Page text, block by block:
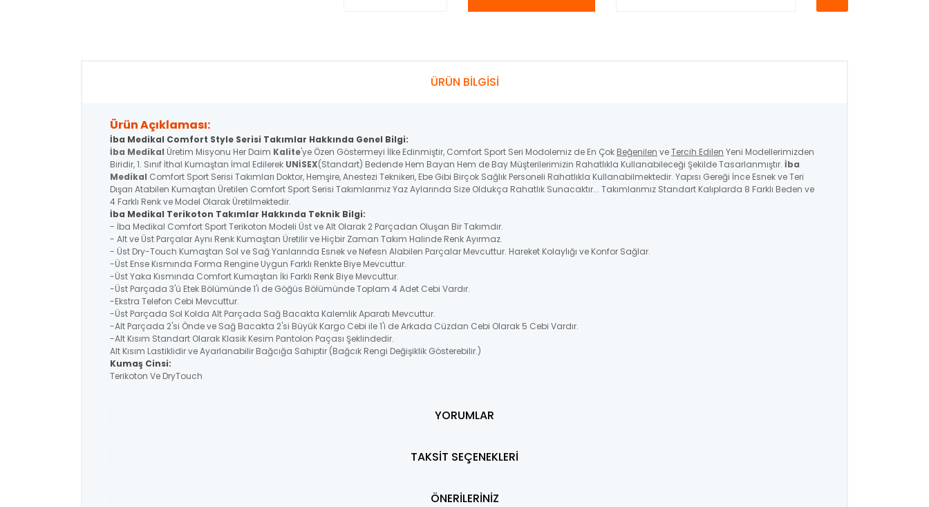
ÜRÜN BİLGİSİ
Ürün Açıklaması:
İba Medikal Comfort Style Serisi Takımlar Hakkında Genel Bilgi:
İba Medikal Üretim Misyonu Her Daim Kalite'ye Özen Göstermeyi İlke Edinmiştir, Comfort Sport Seri Modolemiz de En Çok Beğenilen veTercih Edilen Yeni Modellerimizden
Biridir, 1. Sınıf İthal Kumaştan İmal Edilerek UNİSEX(Standart) Bedende Hem Bayan Hem de Bay Müşterilerimizin Rahatlıkla Kullanabileceği Şekilde Tasarlanmıştır. İba
Medikal Comfort Sport Serisi Takımları Doktor, Hemşire, Anestezi Teknikeri, Ebe Gibi Birçok Sağlık Personeli Rahatlıkla Kullanabilmektedir. Yapısı Gereği İnce Esnek ve Teri
Dışarı Atabilen Kumaştan Üretilen Comfort Sport Serisi Takımlarımız Yaz Aylarında Size Oldukça Rahatlık Sunacaktır... Takımlarımız Standart Kalıplarda 8 Farklı Beden ve
4 Farklı Renk ve Model Olarak Üretilmektedir.
İba Medikal Terikoton Takımlar Hakkında Teknik Bilgi:
- İba Medikal Comfort Sport Terikoton Modeli Üst ve Alt Olarak 2 Parçadan Oluşan Bir Takımdır.
- Alt ve Üst Parçalar Aynı Renk Kumaştan Üretilir ve Hiçbir Zaman Takım Halinde Renk Ayırmaz.
- Üst Dry-Touch Kumaştan Sol ve Sağ Yanlarında Esnek ve Nefesn Alabilen Parçalar Mevcuttur. Hareket Kolaylığı ve Konfor Sağlar.
-Üst Ense Kısmında Forma Rengine Uygun Farklı Renkte Biye Mevcuttur.
-Üst Yaka Kısmında Comfort Kumaştan İki Farklı Renk Biye Mevcuttur.
-Üst Parçada 3'ü Etek Bölümünde 1'i de Göğüs Bölümünde Toplam 4 Adet Cebi Vardır.
-Ekstra Telefon Cebi Mevcuttur.
-Üst Parçada Sol Kolda Alt Parçada Sağ Bacakta Kalemlik Aparatı Mevcuttur.
-Alt Parçada 2'si Önde ve Sağ Bacakta 2'si Büyük Kargo Cebi ile 1'i de Arkada Cüzdan Cebi Olarak 5 Cebi Vardır.
-Alt Kısım Standart Olarak Klasik Kesim Pantolon Paçası Şeklindedir.
Alt Kısım Lastiklidir ve Ayarlanabilir Bağcığa Sahiptir (Bağcık Rengi Değişiklik Gösterebilir.)
Kumaş Cinsi:
Terikoton Ve DryTouch
YORUMLAR
TAKSİT SEÇENEKLERİ
ÖNERİLERİNİZ